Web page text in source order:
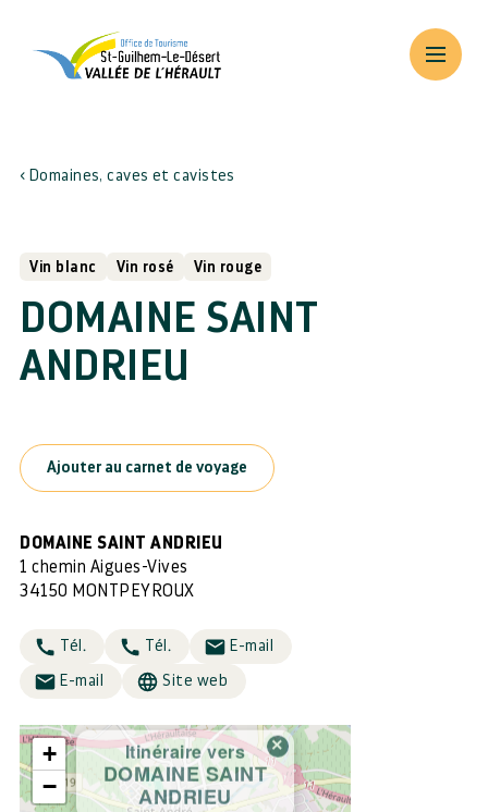
Domaines, caves et cavistes
Vin blanc Vin rosé Vin rouge
DOMAINE SAINT
ANDRIEU
Ajouter au carnet de voyage
DOMAINE SAINT ANDRIEU
1 chemin Aigues-Vives
34150 MONTPEYROUX
Tél. Tél. E-mail
E-mail Site web
Itinéraire vers
DOMAINE SAINT
ANDRIEU
×
+
−